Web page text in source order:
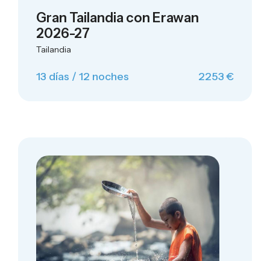
Gran Tailandia con Erawan
2026-27
Tailandia
13 días / 12 noches 2253 €